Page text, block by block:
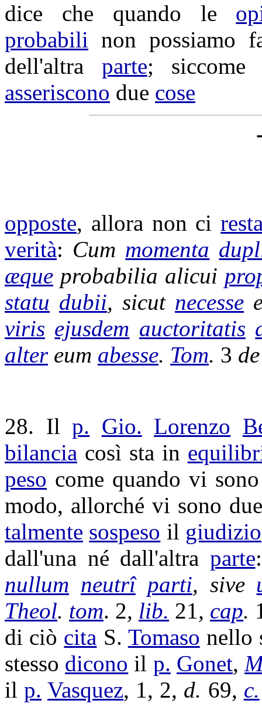
dice che quando le
probabili non possiamo
dell'altra parte;
asseriscono due cose
opposte, allora non ci
verità: Cum momenta
æque probabilia alicui
statu dubii, sicut necesse
viris ejusdem auctoritatis
altereum abesse. Tom. 3
28. Ilp. Gio. Lorenzo
bilancia così sta in
peso come quando vi
modo, allorché vi sono
talmente sospeso il giudizio
dall'una né dall'altra parte
nullum neutrî parti, sive
Theol. tom. 2, lib. 21, cap.
di ciò cita S. Tomaso nello
stesso dicono il p. Gonet,
ilp. Vasquez, 1, 2, d. 69, c.